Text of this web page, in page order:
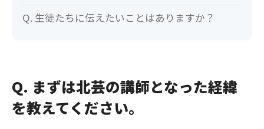
Q. 生徒たちに伝えたいことはありますか？
Q. まずは北芸の講師となった経緯
を教えてください。